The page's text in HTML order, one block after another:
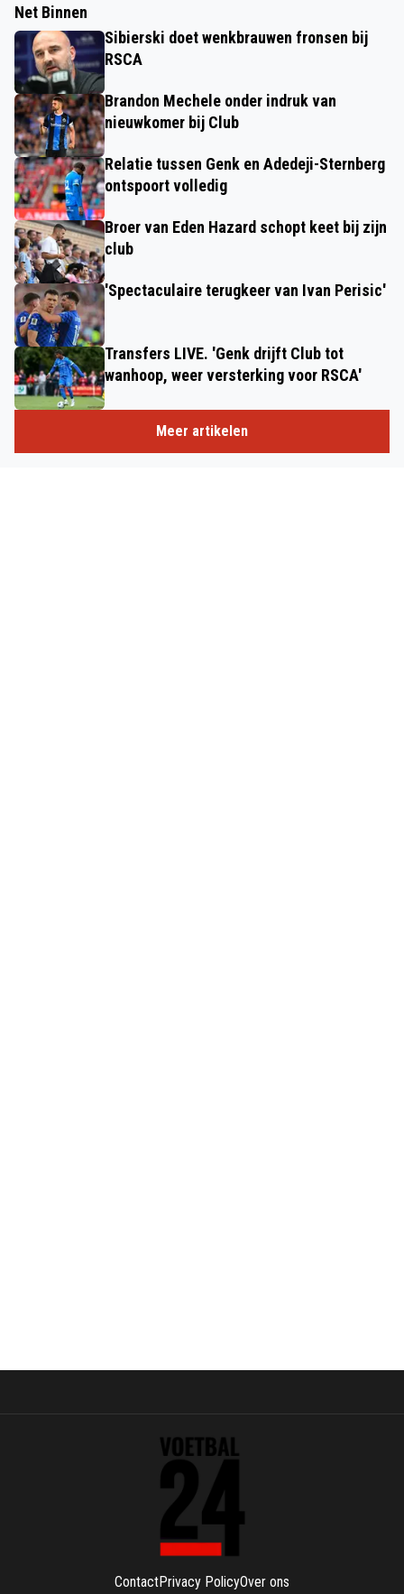
Net Binnen
Sibierski doet wenkbrauwen fronsen bij
RSCA
Brandon Mechele onder indruk van
nieuwkomer bij Club
Relatie tussen Genk en Adedeji-Sternberg
ontspoort volledig
Broer van Eden Hazard schopt keet bij zijn
club
'Spectaculaire terugkeer van Ivan Perisic'
Transfers LIVE. 'Genk drijft Club tot
wanhoop, weer versterking voor RSCA'
Meer artikelen
ContactPrivacy PolicyOver ons